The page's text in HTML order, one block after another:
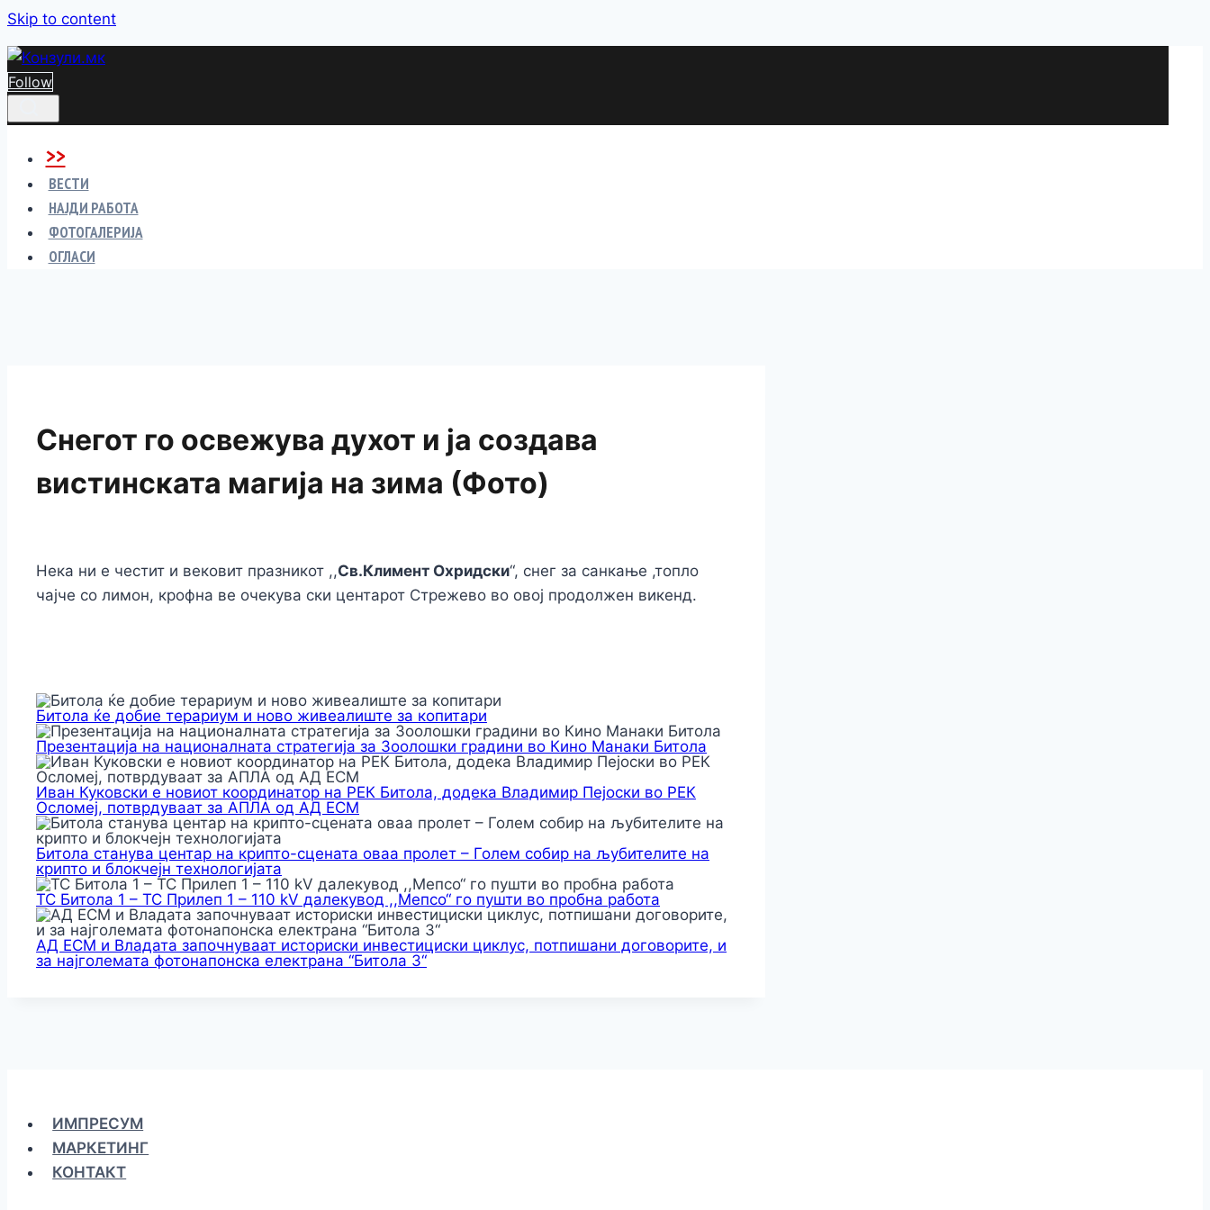
Skip to content
Follow
>>
ВЕСТИ
НАЈДИ РАБОТА
ФОТОГАЛЕРИЈА
ОГЛАСИ
Снегот го освежува духот и ја создава
вистинската магија на зима (Фото)
Нека ни е честит и вековит празникот ,,Св.Климент Охридски“, снег за санкање ,топло
чајче со лимон, крофна ве очекува ски центарот Стрежево во овој продолжен викенд.
Битола ќе добие терариум и ново живеалиште за копитари
Презентација на националната стратегија за Зоолошки градини во Кино Манаки Битола
Иван Куковски е новиот координатор на РЕК Битола, додека Владимир Пејоски во РЕК
Осломеј, потврдуваат за АПЛА од АД ЕСМ
Битола станува центар на крипто-сцената оваа пролет – Голем собир на љубителите на
крипто и блокчејн технологијата
ТС Битола 1 – ТС Прилеп 1 – 110 kV далекувод ,,Мепсо“ го пушти во пробна работа
АД ЕСМ и Владата започнуваат историски инвестициски циклус, потпишани договорите, и
за најголемата фотонапонска електрана “Битола 3“
ИМПРЕСУМ
МАРКЕТИНГ
КОНТАКТ